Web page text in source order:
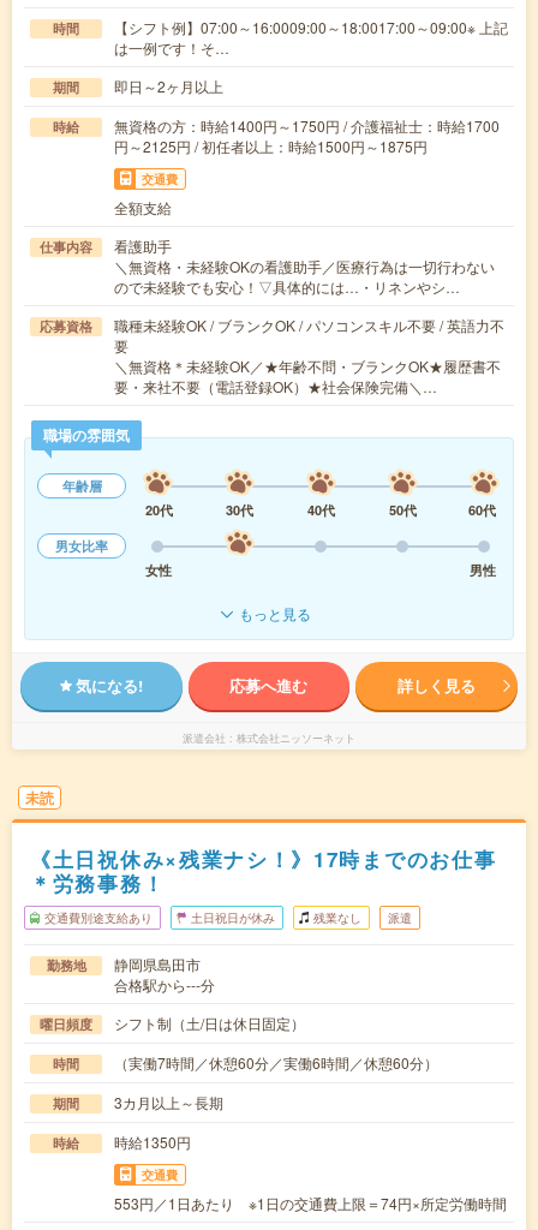
時間
【シフト例】07:00～16:0009:00～18:0017:00～09:00※ 上記
は一例です！そ…
期間 即日～2ヶ月以上
時給
無資格の方：時給1400円～1750円 / 介護福祉士：時給1700
円～2125円 / 初任者以上：時給1500円～1875円
交通費
全額支給
仕事内容
看護助手
＼無資格・未経験OKの看護助手／医療行為は一切行わない
ので未経験でも安心！▽具体的には…・リネンやシ…
応募資格
職種未経験OK / ブランクOK / パソコンスキル不要 / 英語力不
要
＼無資格＊未経験OK／★年齢不問・ブランクOK★履歴書不
要・来社不要（電話登録OK）★社会保険完備＼…
職場の雰囲気
年齢層
20代
30代 40代 50代
60代
男女比率
女性
男性
もっと見る
気になる! 応募へ進む 詳しく見る
派遣会社 株式会社ニッソーネット
未読
《土日祝休み×残業ナシ！》17時までのお仕事
＊労務事務！
交通費別途支給あり 土日祝日が休み 残業なし 派遣
勤務地
静岡県島田市
合格駅から---分
曜日頻度 シフト制（土/日は休日固定）
時間 （実働7時間／休憩60分／実働6時間／休憩60分）
期間 3カ月以上～長期
時給 時給1350円
交通費
553円／1日あたり ※1日の交通費上限＝74円×所定労働時間